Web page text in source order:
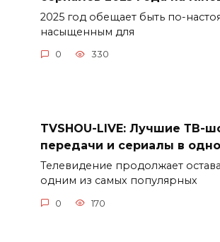
2025 год обещает быть по-
насыщенным для
0 330
TVSHOU-LIVE: Лучшие ТВ-
передачи и сериалы в
Телевидение продолжает
одним из самых популярных
0 170